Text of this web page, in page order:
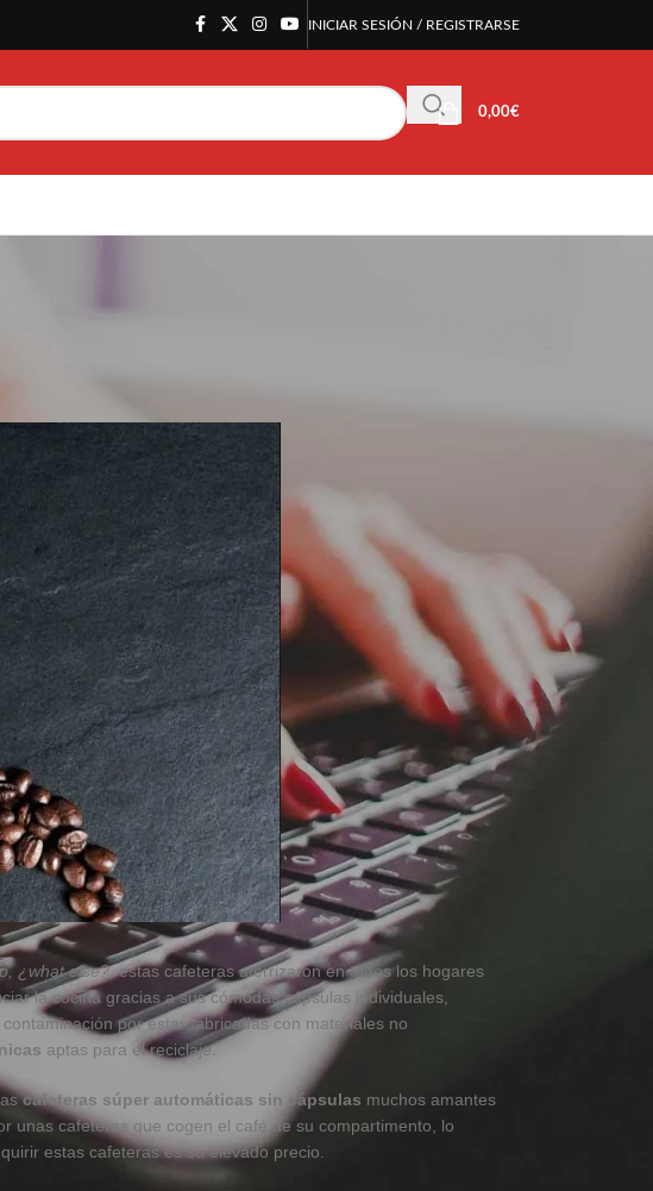
INICIAR SESIÓN / REGISTRARSE
0,00€
cápsulas de café
¿what else?, estas cafeteras aterrizaron en todos los hogares
la cocina gracias a sus cómodas cápsulas individuales,
por estar fabricadas con materiales no
aptas para el reciclaje.
cafeteras súper automáticas sin cápsulas muchos amantes
unas cafeteras que cogen el café de su compartimento, lo
estas cafeteras es su elevado precio.